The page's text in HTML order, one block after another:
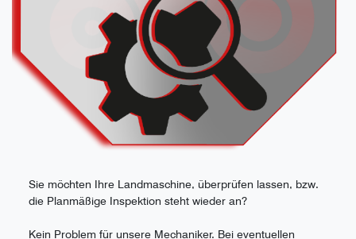
Sie möchten Ihre Landmaschine, überprüfen lassen, bzw.
die Planmäßige Inspektion steht wieder an?
Kein Problem für unsere Mechaniker. Bei eventuellen